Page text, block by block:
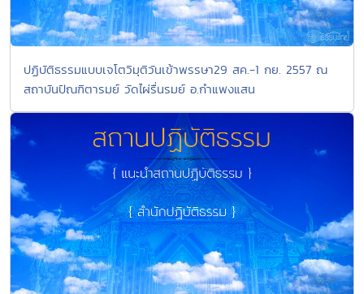
ปฏิบัติธรรมแบบเจโตวิมุติวันเข้าพรรษา29 สค.-1 กย. 2557 ณ
สถาบันปัณฑิตารมย์ วัดไผ่รื่นรมย์ อ.กำแพงแสน